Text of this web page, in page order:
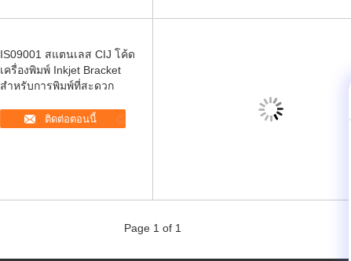
IS09001 สแตนเลส CIJ โค้ด
เครื่องพิมพ์ Inkjet Bracket
สําหรับการพิมพ์ที่สะดวก
ติดต่อตอนนี้
Page 1 of 1